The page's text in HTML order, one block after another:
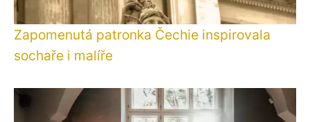
Zapomenutá patronka Čechie inspirovala
sochaře i malíře